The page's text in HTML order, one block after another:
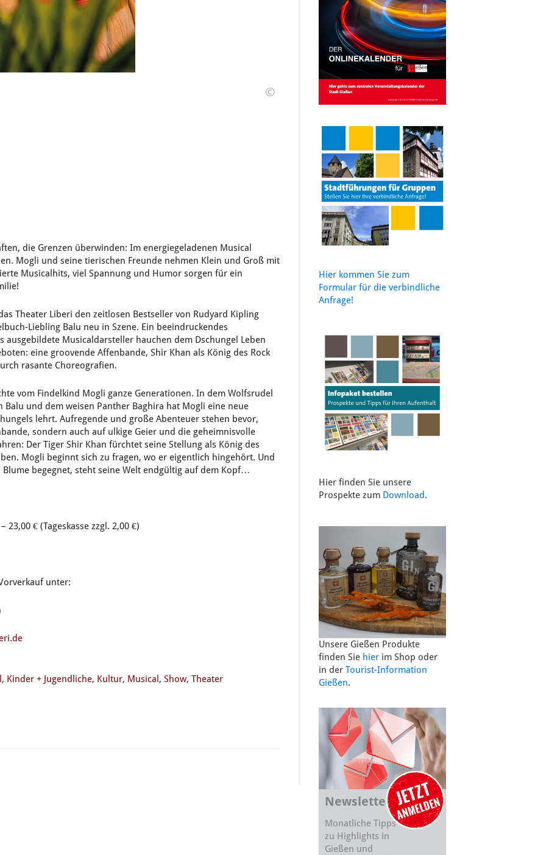
©
die Grenzen überwinden: Im energiegeladenen Musical
Mogli und seine tierischen Freunde nehmen Klein und Groß mit
Musicalhits, viel Spannung und Humor sorgen für ein
Theater Liberi den zeitlosen Bestseller von Rudyard Kipling
Liebling Balu neu in Szene. Ein beeindruckendes
Musicaldarsteller hauchen dem Dschungel Leben
eine groovende Affenbande, Shir Khan als König des Rock
rasante Choreografien.
vom Findelkind Mogli ganze Generationen. In dem Wolfsrudel
und dem weisen Panther Baghira hat Mogli eine neue
lehrt. Aufregende und große Abenteuer stehen bevor,
sondern auch auf ulkige Geier und die geheimnisvolle
Der Tiger Shir Khan fürchtet seine Stellung als König des
Mogli beginnt sich zu fragen, wo er eigentlich hingehört. Und
begegnet, steht seine Welt endgültig auf dem Kopf…
€ (Tageskasse zzgl. 2,00 €)
unter:
, Kinder + Jugendliche, Kultur, Musical ,Show,Theater
Hier kommen Sie zum
Formular für die verbindliche
Anfrage!
Hier finden Sie unsere
Prospekte zum Download.
Unsere Gießen Produkte
finden Sie hierim Shop oder
in der Tourist-Information
Gießen.
Newsletter
Monatliche Tipps
zu Highlights in
Gießen und